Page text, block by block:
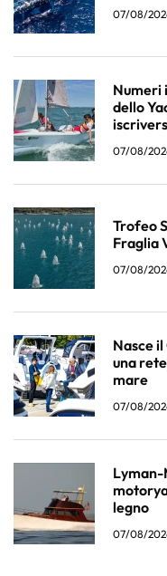
07/08/
Numeri
dello
07/08/
Trofeo
Fraglia
07/08/
Nasce
una
mare
07/08/
Lyman-
legno
07/08/